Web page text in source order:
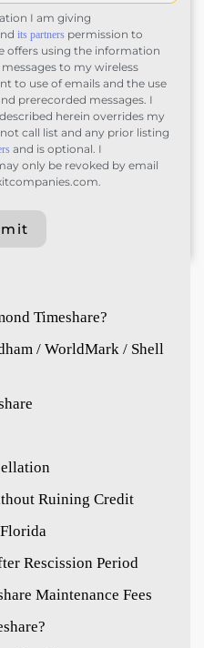
I am giving
its partners permission to
offers using the information
to my wireless
to use of emails and the use
prerecorded messages. I
herein overrides my
call list and any prior listing
and is optional. I
only be revoked by email
Timeshare?
/ WorldMark / Shell
Ruining Credit
Rescission Period
Maintenance Fees